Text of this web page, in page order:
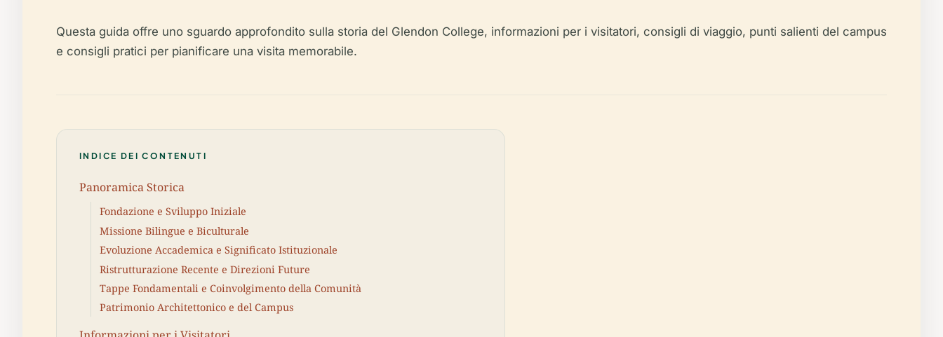
Questa guida offre uno sguardo approfondito sulla storia del Glendon College, informazioni per i visitatori, consigli di viaggio, punti salienti del campus
e consigli pratici per pianificare una visita memorabile.
INDICE DEI CONTENUTI
Panoramica Storica
Fondazione e Sviluppo Iniziale
Missione Bilingue e Biculturale
Evoluzione Accademica e Significato Istituzionale
Ristrutturazione Recente e Direzioni Future
Tappe Fondamentali e Coinvolgimento della Comunità
Patrimonio Architettonico e del Campus